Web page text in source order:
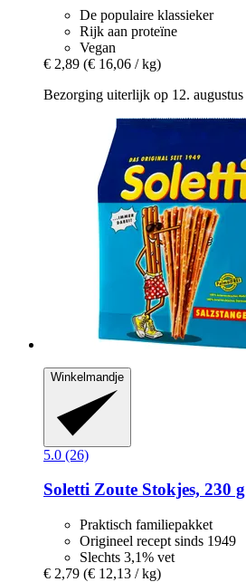
De populaire klassieker
Rijk aan proteïne
Vegan
€ 2,89 (€ 16,06 / kg)
Bezorging uiterlijk op 12. augustus
Winkelmandje
5.0 (26)
Soletti Zoute Stokjes, 230 g
Praktisch familiepakket
Origineel recept sinds 1949
Slechts 3,1% vet
€ 2,79 (€ 12,13 / kg)